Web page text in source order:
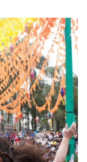
e consultorias